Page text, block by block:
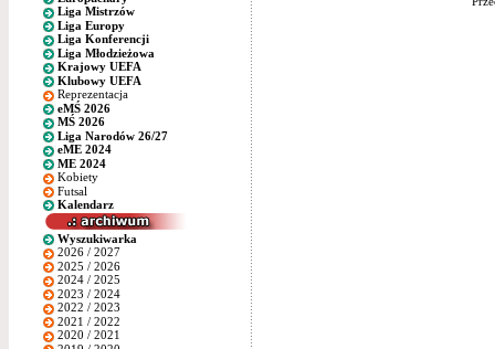
Liga Mistrzów
Liga Europy
Liga Konferencji
Liga Młodzieżowa
Krajowy UEFA
Klubowy UEFA
Reprezentacja
eMŚ 2026
MŚ 2026
Liga Narodów 26/27
eME 2024
ME 2024
Kobiety
Futsal
Kalendarz
Wyszukiwarka
2026 / 2027
2025 / 2026
2024 / 2025
2023 / 2024
2022 / 2023
2021 / 2022
2020 / 2021